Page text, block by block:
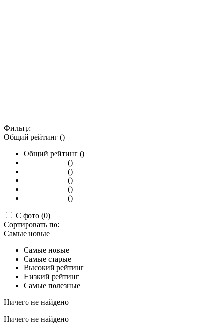
Фильтр:
Общий рейтинг ()
Общий рейтинг ()
()
()
()
()
()
С фото (0)
Сортировать по:
Самые новые
Самые новые
Самые старые
Высокий рейтинг
Низкий рейтинг
Самые полезные
Ничего не найдено
Ничего не найдено